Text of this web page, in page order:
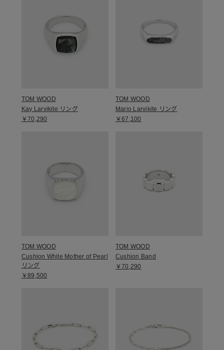
TOM WOOD
Kay Larvikite リング
￥70,290
TOM WOOD
Mario Larvikite リング
￥67,100
TOM WOOD
Cushion White Mother of Pearl
リング
￥89,500
TOM WOOD
Cushion Band
￥70,290